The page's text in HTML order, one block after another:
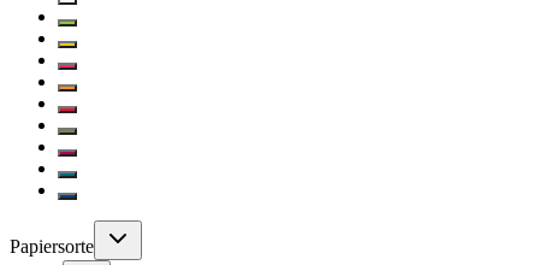
Papiersorte